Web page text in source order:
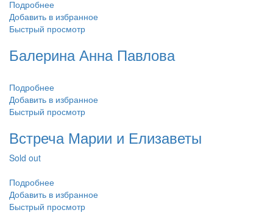
Подробнее
Добавить в избранное
Быстрый просмотр
Балерина Анна Павлова
Подробнее
Добавить в избранное
Быстрый просмотр
Встреча Марии и Елизаветы
Sold out
Подробнее
Добавить в избранное
Быстрый просмотр